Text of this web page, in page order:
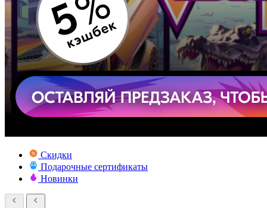
Скидки
Подарочные сертификаты
Новинки